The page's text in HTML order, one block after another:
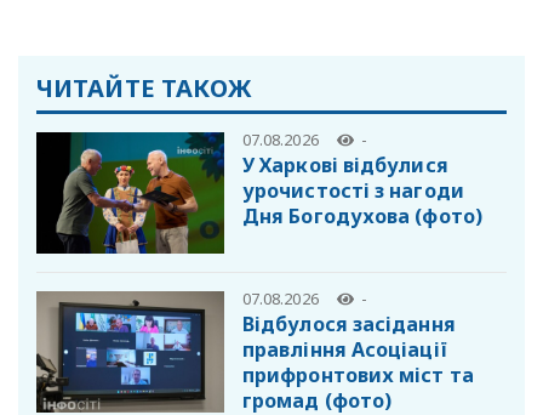
ЧИТАЙТЕ ТАКОЖ
07.08.2026 -
У Харкові відбулися
урочистості з нагоди
Дня Богодухова (фото)
07.08.2026 -
Відбулося засідання
правління Асоціації
прифронтових міст та
громад (фото)